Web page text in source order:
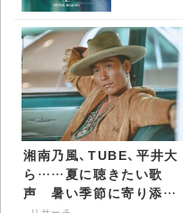
湘南乃風、TUBE、平井大
ら……夏に聴きたい歌
声 暑い季節に寄り添う